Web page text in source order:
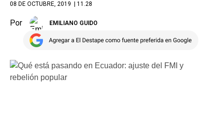
08 DE OCTUBRE, 2019 | 11.28
Por EMILIANO GUIDO